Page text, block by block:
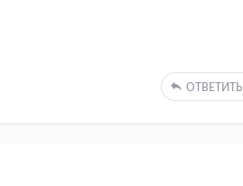
ОТВЕТИТЬ